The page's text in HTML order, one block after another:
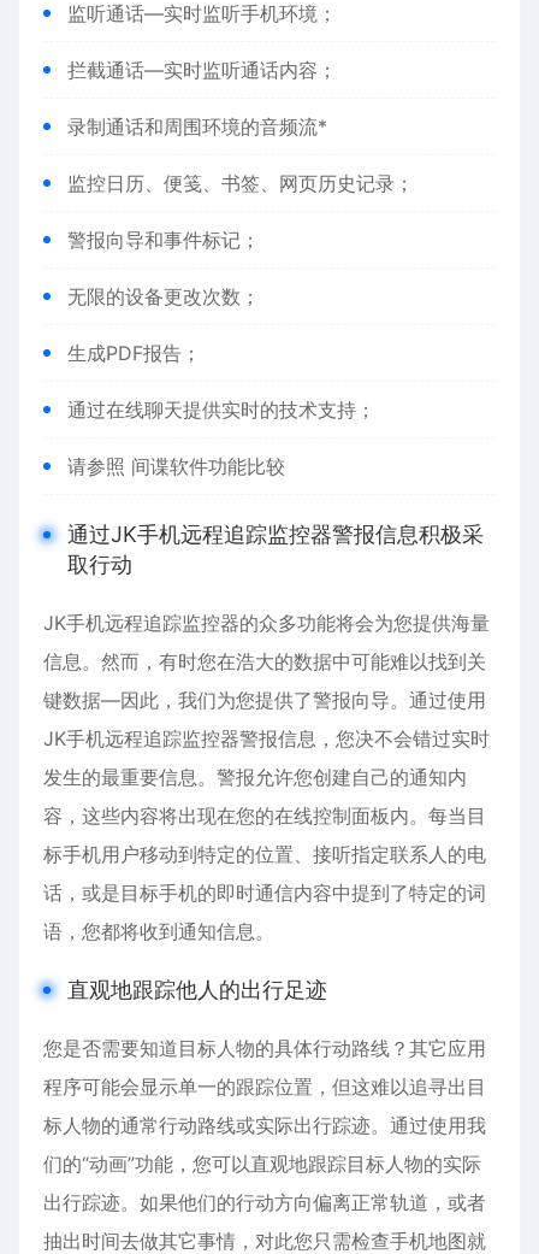
监听通话—实时监听手机环境；
拦截通话—实时监听通话内容；
录制通话和周围环境的音频流*
监控日历、便笺、书签、网页历史记录；
警报向导和事件标记；
无限的设备更改次数；
生成PDF报告；
通过在线聊天提供实时的技术支持；
请参照 间谍软件功能比较
通过JK手机远程追踪监控器警报信息积极采
取行动
JK手机远程追踪监控器的众多功能将会为您提供海量
信息。然而，有时您在浩大的数据中可能难以找到关
键数据—因此，我们为您提供了警报向导。通过使用
JK手机远程追踪监控器警报信息，您决不会错过实时
发生的最重要信息。警报允许您创建自己的通知内
容，这些内容将出现在您的在线控制面板内。每当目
标手机用户移动到特定的位置、接听指定联系人的电
话，或是目标手机的即时通信内容中提到了特定的词
语，您都将收到通知信息。
直观地跟踪他人的出行足迹
您是否需要知道目标人物的具体行动路线？其它应用
程序可能会显示单一的跟踪位置，但这难以追寻出目
标人物的通常行动路线或实际出行踪迹。通过使用我
们的“动画”功能，您可以直观地跟踪目标人物的实际
出行踪迹。如果他们的行动方向偏离正常轨道，或者
抽出时间去做其它事情，对此您只需检查手机地图就